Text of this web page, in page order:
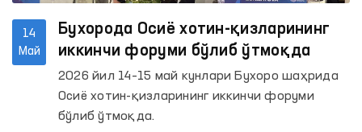
14
Май
Бухорода Осиё хотин-қизларининг
иккинчи форуми бўлиб ўтмоқда
2026 йил 14–15 май кунлари Бухоро шаҳрида
Осиё хотин-қизларининг иккинчи форуми
бўлиб ўтмоқда.